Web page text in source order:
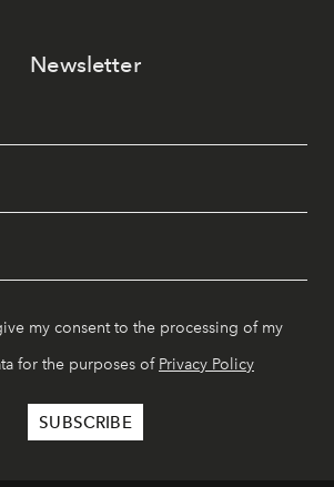
Newsletter
my consent to the processing of my
for the purposes of Privacy Policy